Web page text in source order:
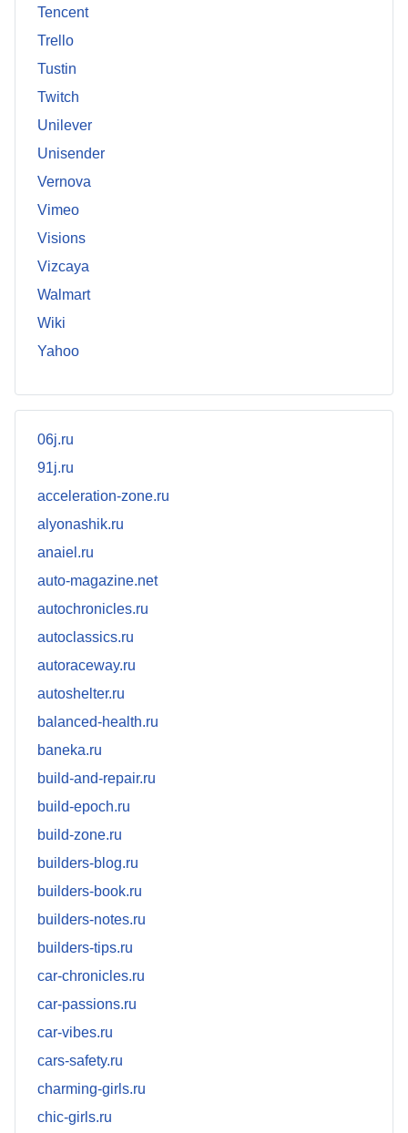
Tencent
Trello
Tustin
Twitch
Unilever
Unisender
Vernova
Vimeo
Visions
Vizcaya
Walmart
Wiki
Yahoo
06j.ru
91j.ru
acceleration-zone.ru
alyonashik.ru
anaiel.ru
auto-magazine.net
autochronicles.ru
autoclassics.ru
autoraceway.ru
autoshelter.ru
balanced-health.ru
baneka.ru
build-and-repair.ru
build-epoch.ru
build-zone.ru
builders-blog.ru
builders-book.ru
builders-notes.ru
builders-tips.ru
car-chronicles.ru
car-passions.ru
car-vibes.ru
cars-safety.ru
charming-girls.ru
chic-girls.ru